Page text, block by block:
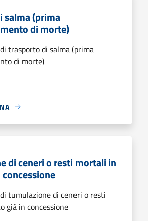
salma (prima
di morte)
trasporto di salma (prima
di morte)
di ceneri o resti mortali in
tumulazione di ceneri o resti
già in concessione